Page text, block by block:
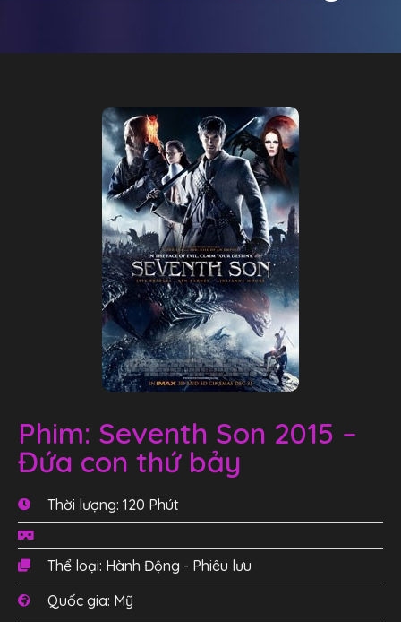
Phim: Seventh Son 2015 –
Đứa con thứ bảy
Thời lượng: 120 Phút
Thể loại: Hành Động - Phiêu lưu
Quốc gia: Mỹ